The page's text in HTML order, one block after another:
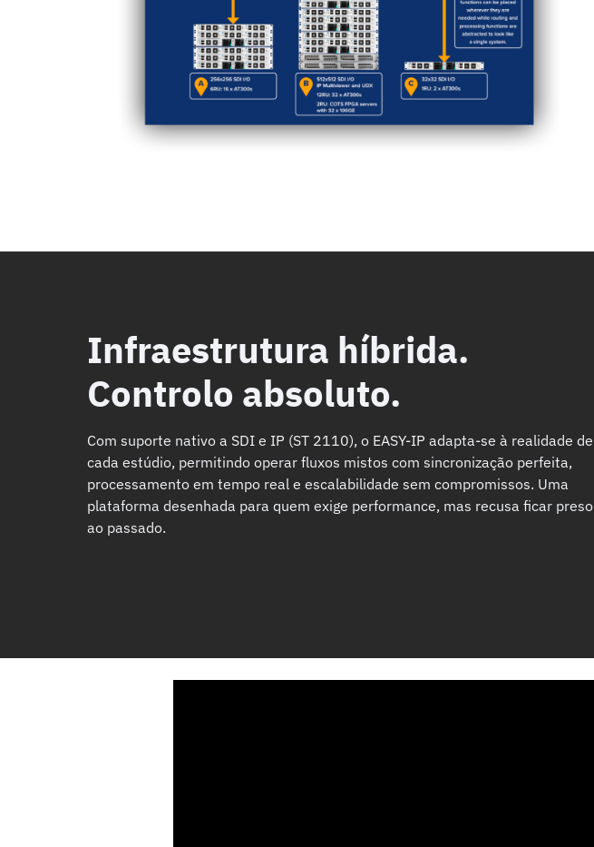
Infraestrutura híbrida.
Controlo absoluto.
Com suporte nativo a SDI e IP (ST 2110), o EASY-IP adapta-se à realidade de
cada estúdio, permitindo operar fluxos mistos com sincronização perfeita,
processamento em tempo real e escalabilidade sem compromissos. Uma
plataforma desenhada para quem exige performance, mas recusa ficar preso
ao passado.